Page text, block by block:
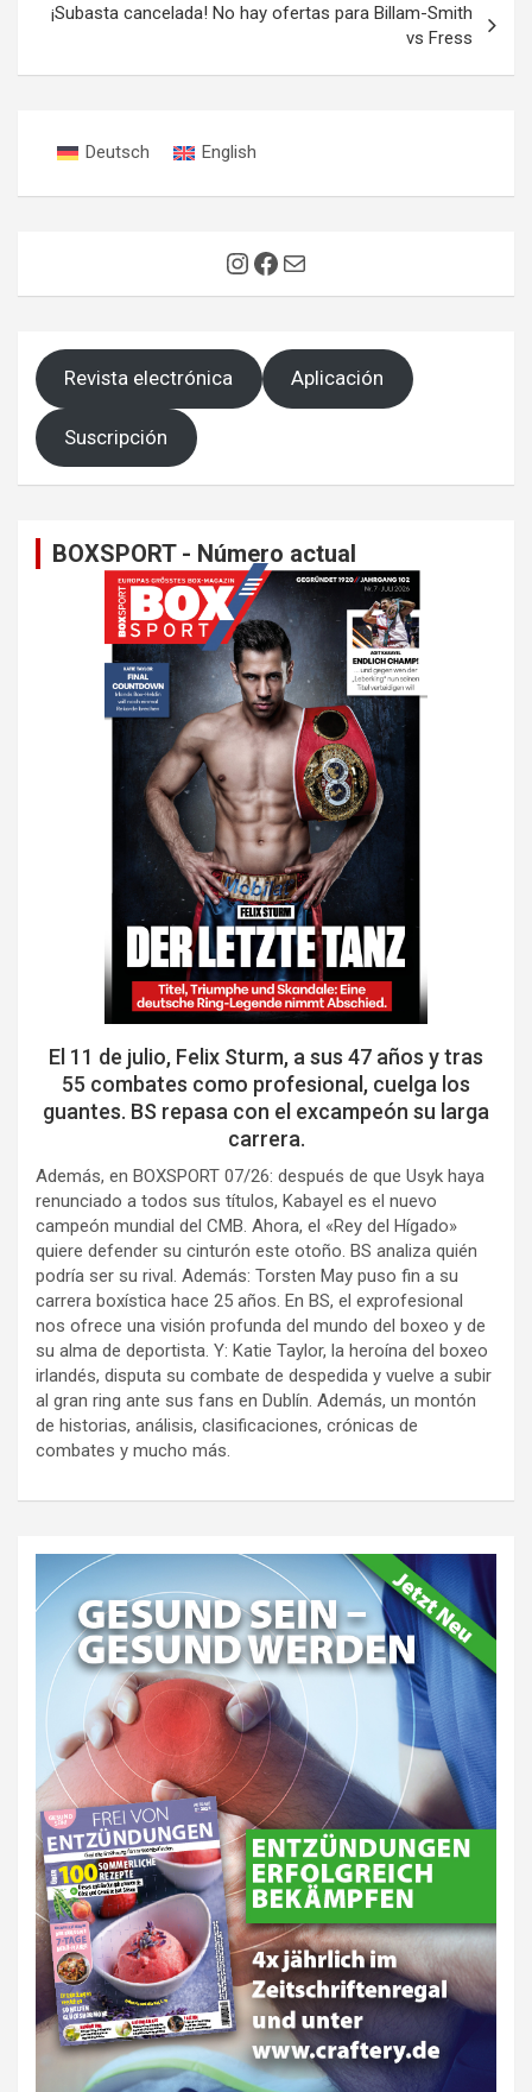
¡Subasta cancelada! No hay ofertas para Billam-Smith
vs Fress
Deutsch English
Instagram
Facebook
Correo electrónico
Revista electrónica Aplicación
Suscripción
BOXSPORT - Número actual
El 11 de julio, Felix Sturm, a sus 47 años y tras
55 combates como profesional, cuelga los
guantes. BS repasa con el excampeón su larga
carrera.
Además, en BOXSPORT 07/26: después de que Usyk haya
renunciado a todos sus títulos, Kabayel es el nuevo
campeón mundial del CMB. Ahora, el «Rey del Hígado»
quiere defender su cinturón este otoño. BS analiza quién
podría ser su rival. Además: Torsten May puso fin a su
carrera boxística hace 25 años. En BS, el exprofesional
nos ofrece una visión profunda del mundo del boxeo y de
su alma de deportista. Y: Katie Taylor, la heroína del boxeo
irlandés, disputa su combate de despedida y vuelve a subir
al gran ring ante sus fans en Dublín. Además, un montón
de historias, análisis, clasificaciones, crónicas de
combates y mucho más.